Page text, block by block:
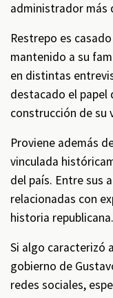
administrador más
Restrepo es
mantenido a su
en distintas
destacado el papel
construcción de su
Proviene además
vinculada
del país. Entre sus
relacionadas con
historia republicana.
Si algo caracterizó
gobierno de
redes sociales,